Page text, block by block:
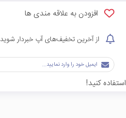
افزودن به علاقه مندی ها
از آخرین تخفیف‌های آپ خبردار شوید
کنید!